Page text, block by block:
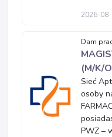
2026-
Dam
(M/K/
Sieć
osoby
PWZ –